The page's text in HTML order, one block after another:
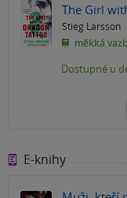
The Girl
Stieg Larsson
měkká
Dostupné u
E-knihy